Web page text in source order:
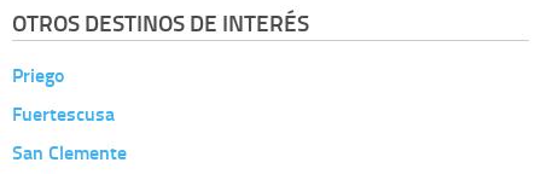
OTROS DESTINOS DE INTERÉS
Priego
Fuertescusa
San Clemente